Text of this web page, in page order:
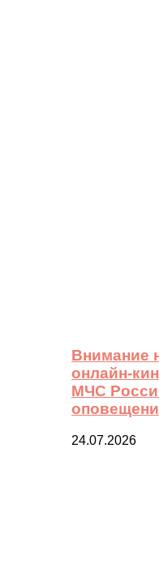
Внимание
онлайн-
МЧС
24.07.2026